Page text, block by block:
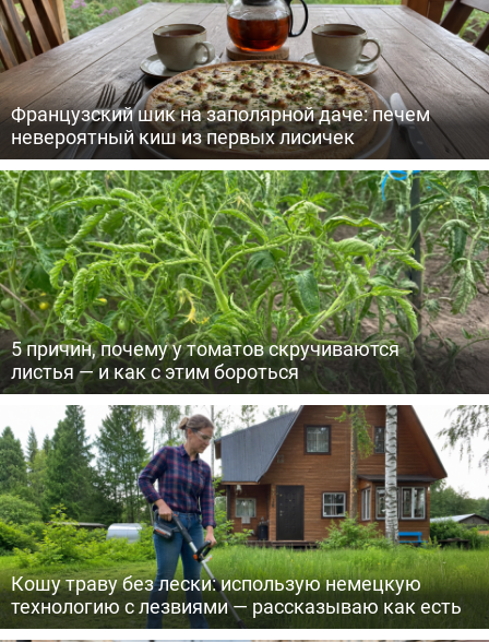
Французский шик на заполярной даче: печем
невероятный киш из первых лисичек
5 причин, почему у томатов скручиваются
листья — и как с этим бороться
Кошу траву без лески: использую немецкую
технологию с лезвиями — рассказываю как есть